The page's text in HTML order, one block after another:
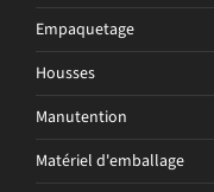
Empaquetage
Housses
Manutention
Matériel d'emballage